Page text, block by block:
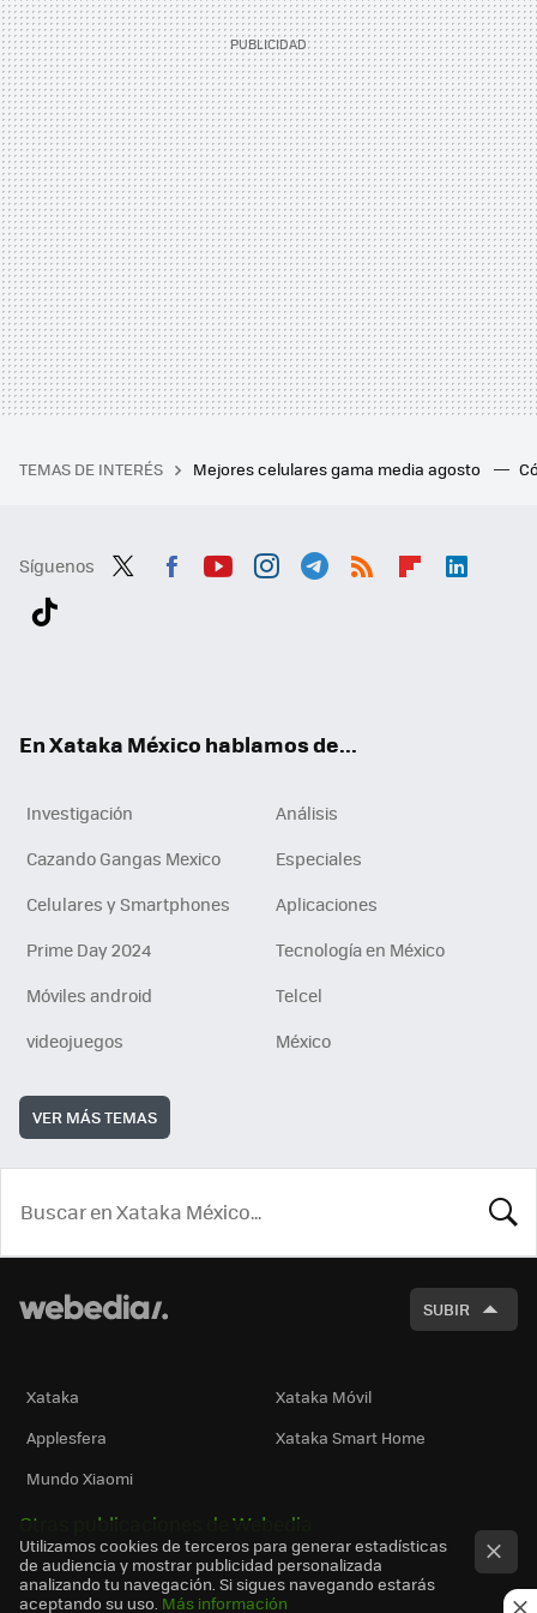
TEMAS DE INTERÉS Mejores celulares gama media agosto
Síguenos
En Xataka México hablamos de...
Investigación
Análisis
Cazando Gangas Mexico
Especiales
Celulares y Smartphones
Aplicaciones
Prime Day 2024
Tecnología en México
Móviles android
Telcel
videojuegos
México
VER MÁS TEMAS
SUBIR
Xataka
Xataka Móvil
Applesfera
Xataka Smart Home
Mundo Xiaomi
Otras publicaciones de Webedia
Utilizamos cookies de terceros para generar estadísticas
de audiencia y mostrar publicidad personalizada
analizando tu navegación. Si sigues navegando estarás
aceptando su uso. Más información